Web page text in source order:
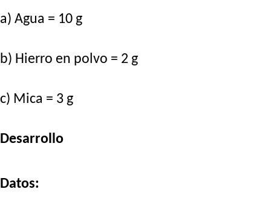
a) Agua = 10 g
b) Hierro en polvo = 2 g
c) Mica = 3 g
Desarrollo
Datos: